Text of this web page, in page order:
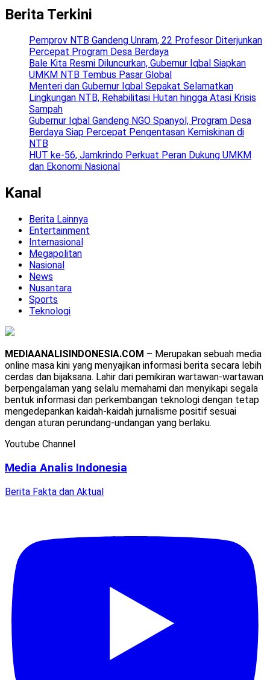
Berita Terkini
Pemprov NTB Gandeng Unram, 22 Profesor Diterjunkan
Percepat Program Desa Berdaya
Bale Kita Resmi Diluncurkan, Gubernur Iqbal Siapkan
UMKM NTB Tembus Pasar Global
Menteri dan Gubernur Iqbal Sepakat Selamatkan
Lingkungan NTB, Rehabilitasi Hutan hingga Atasi Krisis
Sampah
Gubernur Iqbal Gandeng NGO Spanyol, Program Desa
Berdaya Siap Percepat Pengentasan Kemiskinan di
NTB
HUT ke-56, Jamkrindo Perkuat Peran Dukung UMKM
dan Ekonomi Nasional
Kanal
Berita Lainnya
Entertainment
Internasional
Megapolitan
Nasional
News
Nusantara
Sports
Teknologi
MEDIAANALISINDONESIA.COM – Merupakan sebuah media
online masa kini yang menyajikan informasi berita secara lebih
cerdas dan bijaksana. Lahir dari pemikiran wartawan-wartawan
berpengalaman yang selalu memahami dan menyikapi segala
bentuk informasi dan perkembangan teknologi dengan tetap
mengedepankan kaidah-kaidah jurnalisme positif sesuai
dengan aturan perundang-undangan yang berlaku.
Youtube Channel
Media Analis Indonesia
Berita Fakta dan Aktual